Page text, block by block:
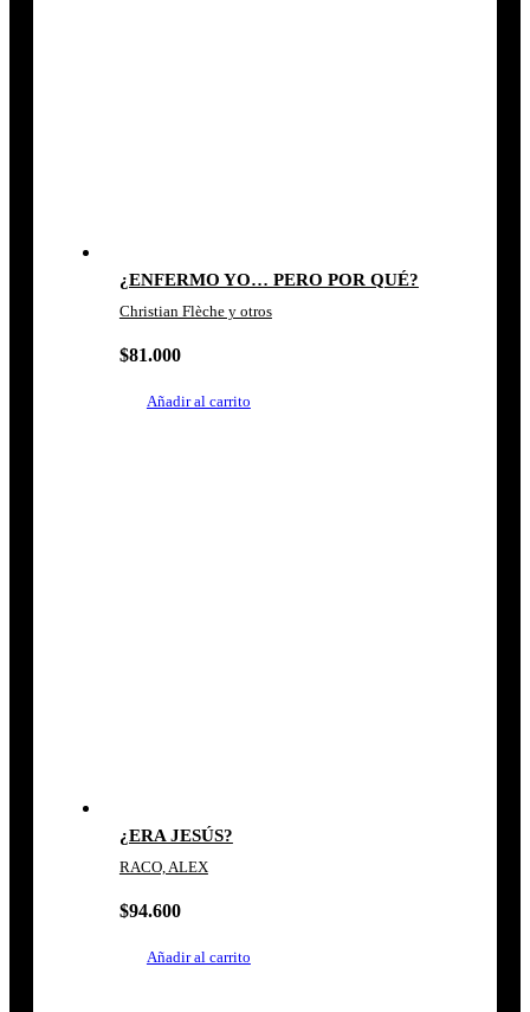
¿ENFERMO YO… PERO POR QUÉ?
Christian Flèche y otros
$81.000
Añadir al carrito
¿ERA JESÚS?
RACO, ALEX
$94.600
Añadir al carrito